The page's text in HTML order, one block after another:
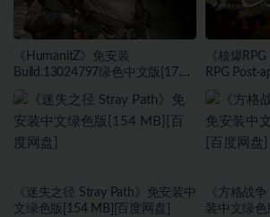
《HumanitZ》免安装
Build.13024797绿色中文版[17.66
《核爆
RPG Post-
[5.59 GB][
《迷失之径 Stray Path》免安装中
文绿色版[154 MB][百度网盘]
《方格战
装中文绿色